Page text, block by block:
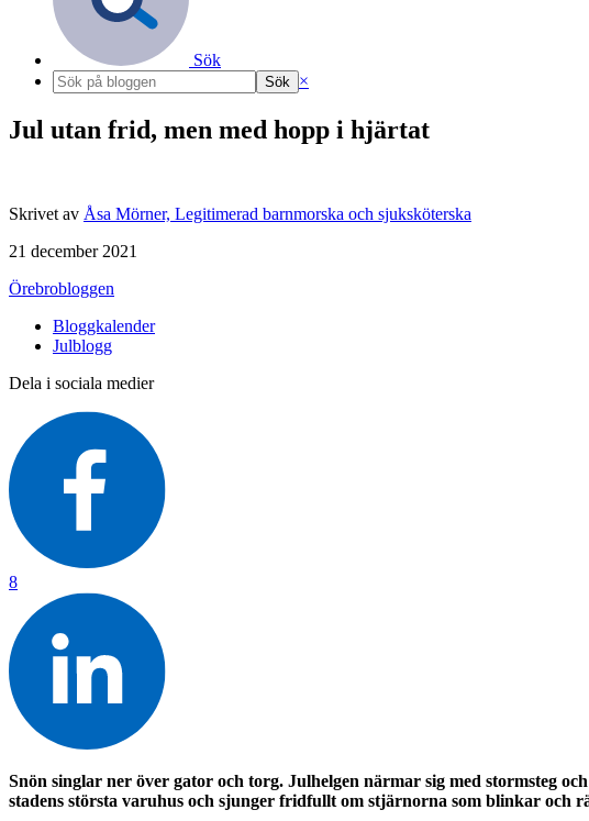
Sök
×
Jul utan frid, men med hopp i hjärtat
Skrivet av Åsa Mörner, Legitimerad barnmorska och sjuksköterska
21 december 2021
Örebrobloggen
Bloggkalender
Julblogg
Dela i sociala medier
8
Snön singlar ner över gator och torg. Julhelgen närmar sig med stormsteg
stadens största varuhus och sjunger fridfullt om stjärnorna som blinkar